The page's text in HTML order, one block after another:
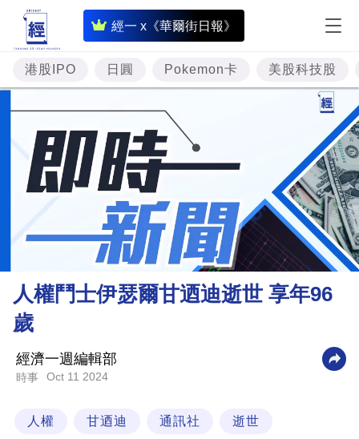
經一 x《華爾街日報》
即
時
財
經
專
題
投
資
樓
市
財
業
科
港股IPO 日圓 Pokemon卡 美股科技股
人權鬥士伊瑟爾甘迺迪逝世 享年96
歲
經濟一週編輯部
時事 Oct 11 2024
人權 甘迺迪 通訊社 逝世